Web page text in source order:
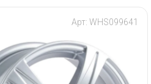
Арт: WHS099641